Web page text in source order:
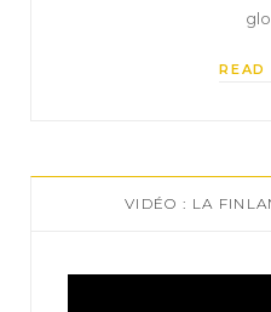
READ
VIDÉO : LA